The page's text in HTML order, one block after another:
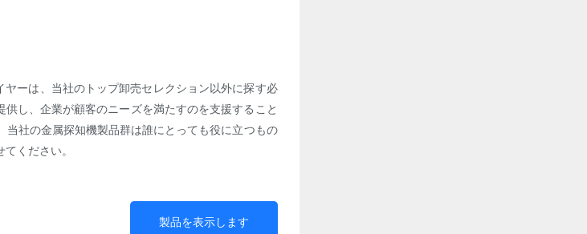
ーは、当社のトップ卸売セレクション以外に探す必
し、企業が顧客のニーズを満たすのを支援すること
社の金属探知機製品群は誰にとっても役に立つもの
ください。
製品を表示します